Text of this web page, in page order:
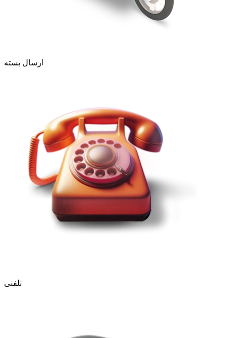
ارسال بسته
تلفنی